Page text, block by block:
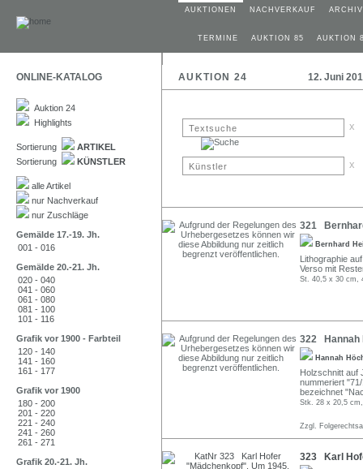
AUKTIONEN NACHVERKAUF ARCHIV
TERMINE AUKTION 85 AUKTION
ONLINE-KATALOG AUKTION 24 12. Juni
Auktion 24
Highlights
Sortierung
ARTIKEL
Sortierung
KÜNSTLER
alle Artikel
nur Nachverkauf
nur Zuschläge
Gemälde 17.-19. Jh.
001 - 016
Gemälde 20.-21. Jh.
020 - 040
041 - 060
061 - 080
081 - 100
101 - 116
Grafik vor 1900 - Farbteil
120 - 140
141 - 160
161 - 177
Grafik vor 1900
180 - 200
201 - 220
221 - 240
241 - 260
261 - 271
Grafik 20.-21. Jh.
x
x
321
Bernhard
Lithographie
Verso mit
St. 40,5 x 30 cm,
322 Hannah
Hannah
Holzschnitt auf
nummeriert
bezeichnet
Stk. 28 x 20,5
Zzgl.
323 Karl